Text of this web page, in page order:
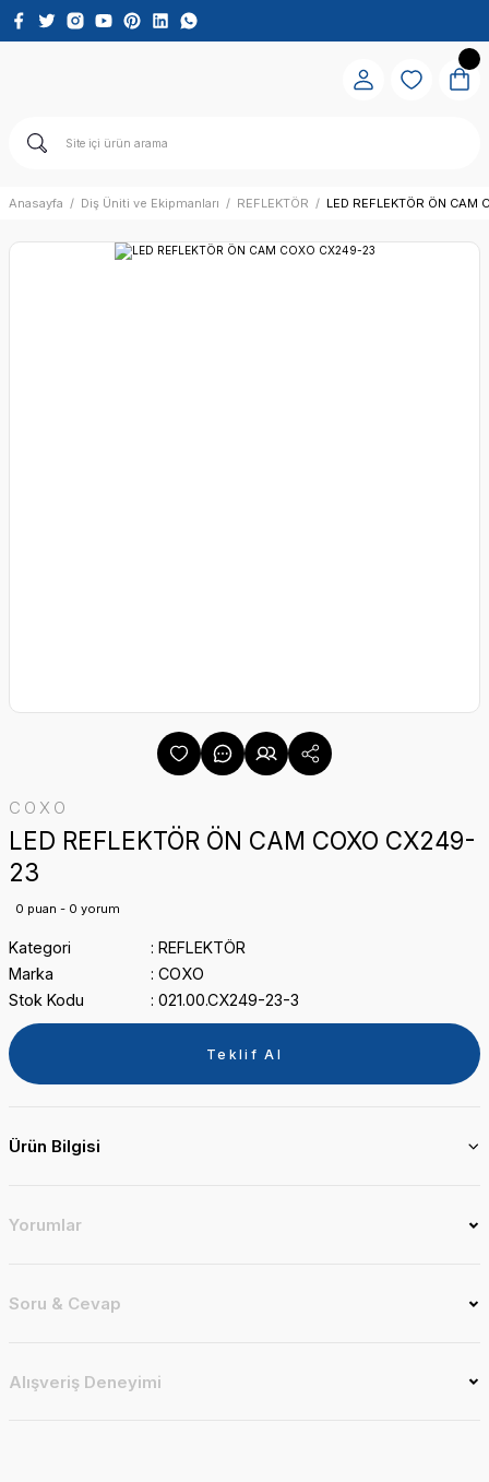
Anasayfa Diş Üniti ve Ekipmanları REFLEKTÖR LED REFLEKTÖR ÖN CAM
COXO
LED REFLEKTÖR ÖN CAM COXO CX249-
23
0 puan - 0 yorum
Kategori
REFLEKTÖR
Marka
COXO
Stok Kodu
021.00.CX249-23-3
Teklif Al
Ürün Bilgisi
Yorumlar
Soru & Cevap
Alışveriş Deneyimi